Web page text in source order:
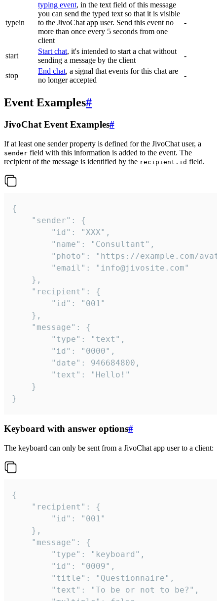
typein
typing event, in the text field of this message
you can send the typed text so that it is visible
to the JivoChat app user. Send this event no
more than once every 5 seconds from one
client
-
start
Start chat, it's intended to start a chat without
sending a message by the client
-
stop
End chat, a signal that events for this chat are
no longer accepted
-
Event Examples#
JivoChat Event Examples#
If at least one sender property is defined for the JivoChat user, a
sender field with this information is added to the event. The
recipient of the message is identified by the recipient.id field.
{
}
Keyboard with answer options#
The keyboard can only be sent from a JivoChat app user to a client:
{